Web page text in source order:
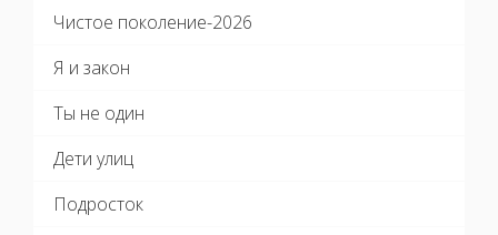
Чистое поколение-2026
Я и закон
Ты не один
Дети улиц
Подросток